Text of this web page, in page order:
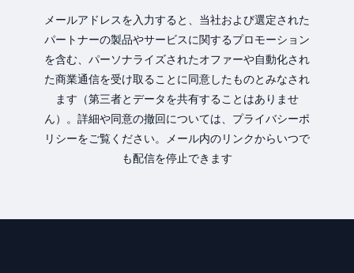
メールアドレスを入力すると、当社および選定された
パートナーの製品やサービスに関するプロモーション
を含む、パーソナライズされたオファーや自動化され
た商業通信を受け取ることに同意したものとみなされ
ます（第三者とデータを共有することはありませ
ん）。詳細や同意の撤回については、プライバシーポ
リシーをご覧ください。メール内のリンクからいつで
も配信を停止できます